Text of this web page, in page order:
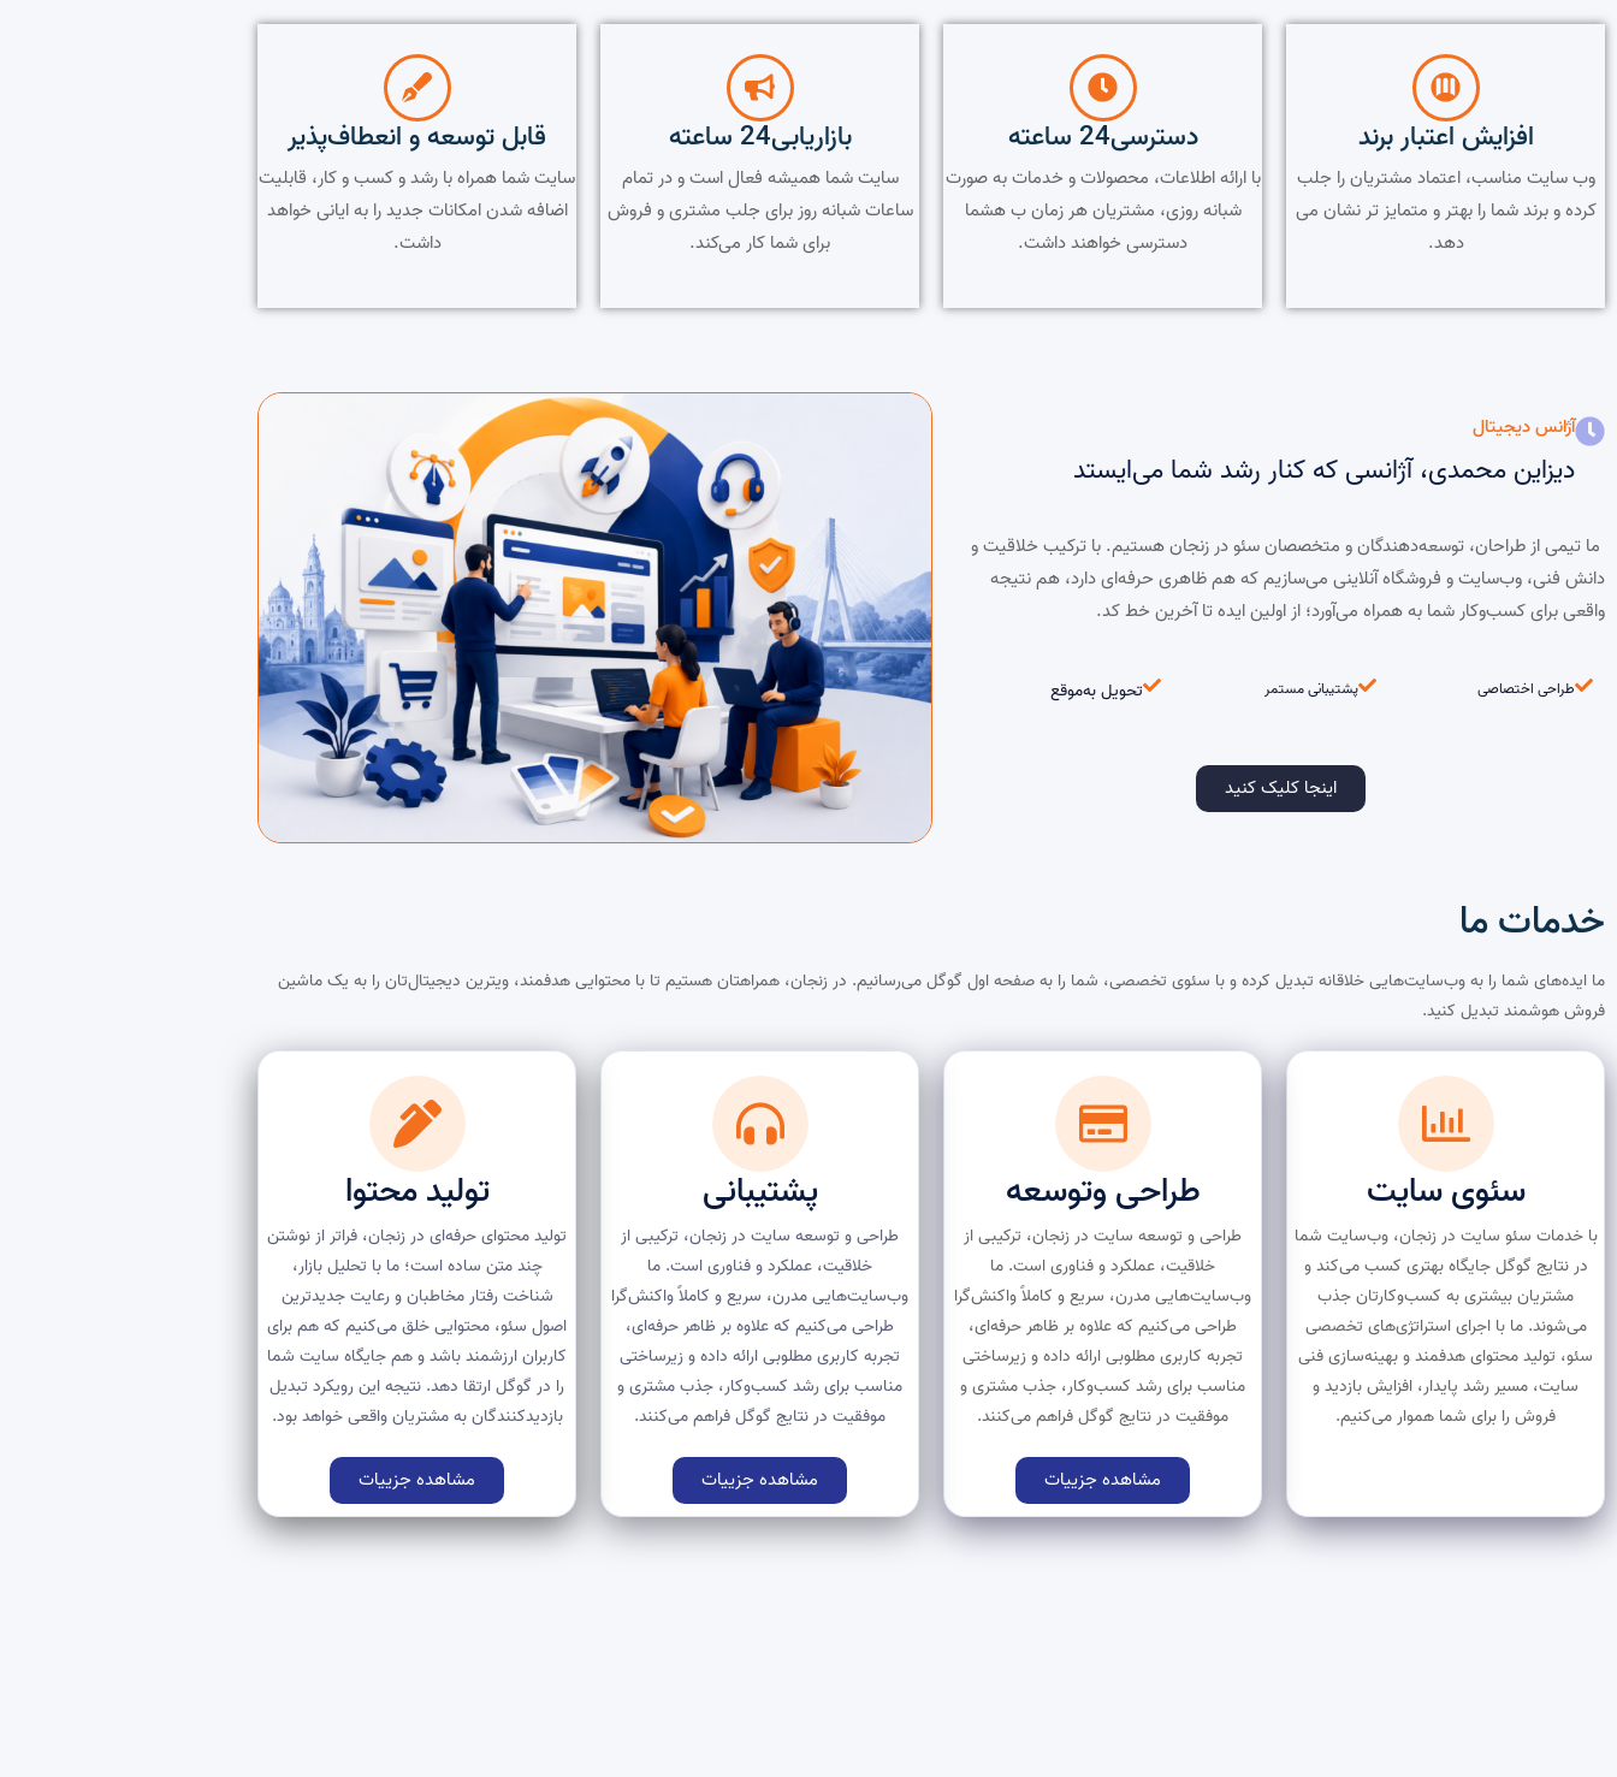
افزایش اعتبار برند
وب سایت مناسب، اعتماد مشتریان را جلب
کرده و برند شما را بهتر و متمایز تر نشان می
دهد.
دسترسی24 ساعته
با ارائه اطلاعات، محصولات و خدمات به صورت
شبانه روزی، مشتریان هر زمان ب هشما
دسترسی خواهند داشت.
بازاریابی24 ساعته
سایت شما همیشه فعال است و در تمام
ساعات شبانه روز برای جلب مشتری و فروش
برای شما کار می‌کند.
قابل توسعه و انعطاف‌پذیر
سایت شما همراه با رشد و کسب و کار، قابلیت
اضافه شدن امکانات جدید را به ایانی خواهد
داشت.
آژانس دیجیتال
دیزاین محمدی، آژانسی که کنار رشد شما می‌ایستد
ما تیمی از طراحان، توسعه‌دهندگان و متخصصان سئو در زنجان هستیم. با ترکیب خلاقیت و
دانش فنی، وب‌سایت و فروشگاه آنلاینی می‌سازیم که هم ظاهری حرفه‌ای دارد، هم نتیجه
واقعی برای کسب‌وکار شما به همراه می‌آورد؛ از اولین ایده تا آخرین خط کد.
طراحی اختصاصی پشتیبانی مستمر تحویل به‌موقع
اینجا کلیک کنید
خدمات ما​
ما ایده‌های شما را به وب‌سایت‌هایی خلاقانه تبدیل کرده و با سئوی تخصصی، شما را به صفحه اول گوگل می‌رسانیم. در زنجان، همراهتان هستیم تا با محتوایی هدفمند، ویترین دیجیتال‌تان را به یک ماشین
فروش هوشمند تبدیل کنید.
سئوی سایت
با خدمات سئو سایت در زنجان، وب‌سایت شما
در نتایج گوگل جایگاه بهتری کسب می‌کند و
مشتریان بیشتری به کسب‌وکارتان جذب
می‌شوند. ما با اجرای استراتژی‌های تخصصی
سئو، تولید محتوای هدفمند و بهینه‌سازی فنی
سایت، مسیر رشد پایدار، افزایش بازدید و
فروش را برای شما هموار می‌کنیم.
طراحی وتوسعه
طراحی و توسعه سایت در زنجان، ترکیبی از
خلاقیت، عملکرد و فناوری است. ما
وب‌سایت‌هایی مدرن، سریع و کاملاً واکنش‌گرا
طراحی می‌کنیم که علاوه بر ظاهر حرفه‌ای،
تجربه کاربری مطلوبی ارائه داده و زیرساختی
مناسب برای رشد کسب‌وکار، جذب مشتری و
موفقیت در نتایج گوگل فراهم می‌کنند.
مشاهده جزییات
پشتیبانی
طراحی و توسعه سایت در زنجان، ترکیبی از
خلاقیت، عملکرد و فناوری است. ما
وب‌سایت‌هایی مدرن، سریع و کاملاً واکنش‌گرا
طراحی می‌کنیم که علاوه بر ظاهر حرفه‌ای،
تجربه کاربری مطلوبی ارائه داده و زیرساختی
مناسب برای رشد کسب‌وکار، جذب مشتری و
موفقیت در نتایج گوگل فراهم می‌کنند.
مشاهده جزییات
تولید محتوا
تولید محتوای حرفه‌ای در زنجان، فراتر از نوشتن
چند متن ساده است؛ ما با تحلیل بازار،
شناخت رفتار مخاطبان و رعایت جدیدترین
اصول سئو، محتوایی خلق می‌کنیم که هم برای
کاربران ارزشمند باشد و هم جایگاه سایت شما
را در گوگل ارتقا دهد. نتیجه این رویکرد تبدیل
بازدیدکنندگان به مشتریان واقعی خواهد بود.
مشاهده جزییات